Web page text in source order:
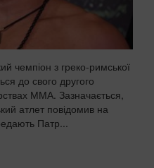
чемпіон з греко-римської
до свого другого
ММА. Зазначається,
атлет повідомив на
Патр...